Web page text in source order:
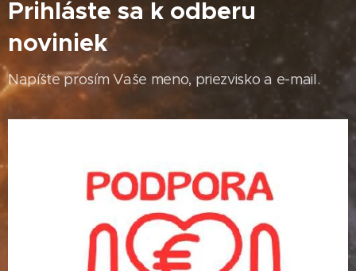
Prihláste sa k odberu
noviniek
Napíšte prosím Vaše meno, priezvisko a e-mail.